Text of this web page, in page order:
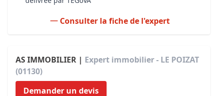
Consulter la fiche de l'expert
AS IMMOBILIER | Expert immobilier - LE POIZAT
(01130)
Demander un devis